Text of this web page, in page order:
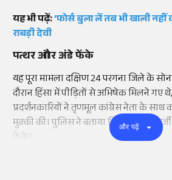
यह भी पढ़ें:'फोर्स बुला लें तब भी खाली
राबड़ी देवी
पत्थर और अंडे फेंके
यह पूरा मामला दक्षिण 24 परगना जिले के
दौरान हिंसा में पीड़ितों से अभिषेक मिलने गए
प्रदर्शनकारियों ने तृणमूल कांग्रेस नेता के साथ
मुक्की की। पुलिस ने बताया कि अभिषेक
फेंके।
और पढ़ें